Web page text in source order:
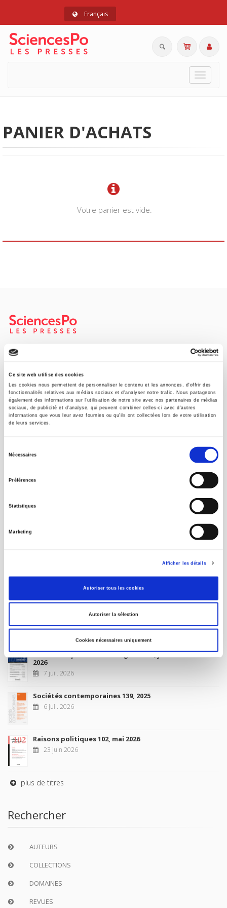
Ce site web utilise des cookies
Les cookies nous permettent de personnaliser le contenu et les annonces, d'offrir des
fonctionnalités relatives aux médias sociaux et d'analyser notre trafic. Nous partageons
également des informations sur l'utilisation de notre site avec nos partenaires de médias
sociaux, de publicité et d'analyse, qui peuvent combiner celles-ci avec d'autres
informations que vous leur avez fournies ou qu'ils ont collectées lors de votre utilisation
de leurs services.
Nécessaires
Préférences
Statistiques
Marketing
Afficher les détails
Autoriser tous les cookies
Autoriser la sélection
Cookies nécessaires uniquement
Français
Toggle
PANIER D'ACHATS
Votre panier est vide.
Maison d'édition dédiée aux sciences humaines et sociales, les
Presses de Sciences Po participent depuis leur création en 1976
à la transmission des savoirs et des idées
CONTACTS
FOREIGN RIGHTS
POUR LES LIBRAIRES
CONDITIONS GÉNÉRALES
À paraître
Revue française de science politique 76-2, avril-juin
10 juil. 2026
Revue française de sociologie 66 3/4, juillet-décembre
2026
7 juil. 2026
Sociétés contemporaines 139, 2025
6 juil. 2026
Raisons politiques 102, mai 2026
23 juin 2026
plus de titres
Rechercher
AUTEURS
COLLECTIONS
DOMAINES
REVUES